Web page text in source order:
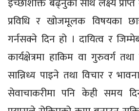
प्रविधि र खोजमूलक विषयका
गर्नसक्ने दिन हो । दायित्व र
कार्यक्षेत्रमा हाकिम वा गुरुवर्ग
सान्निध्य पाइने तथा विचार र
सेवाचाकरीमा पनि केही समय